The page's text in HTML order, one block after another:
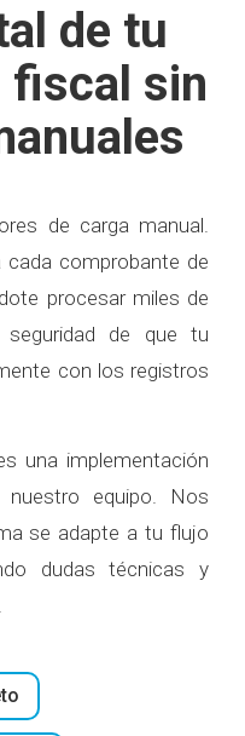
de tu
fiscal sin
de carga manual.
cada comprobante de
procesar miles de
de que tu
con los registros
una implementación
nuestro equipo. Nos
se adapte a tu flujo
dudas técnicas y